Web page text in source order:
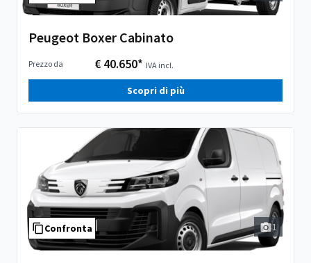
Peugeot Boxer Cabinato
Prezzo da € 40.650* IVA incl.
Scopri di più
Confronta 1